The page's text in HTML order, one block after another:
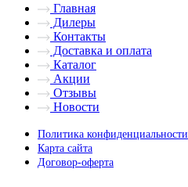
Главная
Дилеры
Контакты
Доставка и оплата
Каталог
Акции
Отзывы
Новости
Политика конфиденциальности
Карта сайта
Договор-оферта